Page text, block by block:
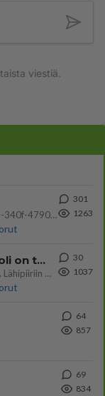
viestiä.
https://www.iltalehti.fi/viihdeuutiset/a/c46da6ab-340f-4790-aaa7-0865eed2336 Yrityksen konkurssihakemus on tullut kärä
301
1263
Tiesitkö? Martina Aitolehden isäpuoli on tämä suosittu laulaja
Martina Aitolehti on seurattu julkisuuden henkilö. Lähipiiriin mahtuu muitakin tunnettuja henkilöitä. Tiesitkö, että Ma
30
1037
64
857
69
834